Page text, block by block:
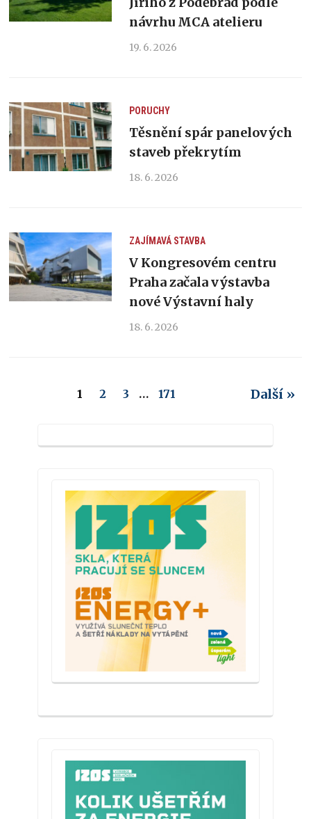
návrhu MCA atelieru
19. 6. 2026
PORUCHY
Těsnění spár panelových
staveb překrytím
18. 6. 2026
ZAJÍMAVÁ STAVBA
V Kongresovém centru
Praha začala výstavba
nové Výstavní haly
18. 6. 2026
1 2 3 … 171 Další »